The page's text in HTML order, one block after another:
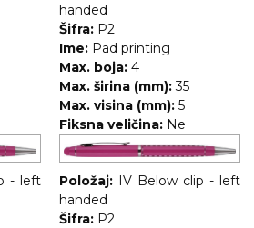
handed
Šifra: P2
Ime: Pad printing
Max. boja: 4
Max. širina (mm): 35
Max. visina (mm): 5
Fiksna veličina: Ne
- left
Položaj: IV Below clip - left
handed
Šifra: P2